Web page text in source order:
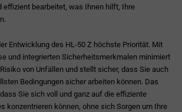
effizient bearbeitet, was Ihnen hilft, Ihre
Entwicklung des HL-50 Z höchste Priorität. Mit
und integrierten Sicherheitsmerkmalen minimiert
von Unfällen und stellt sicher, dass Sie auch
Bedingungen sicher arbeiten können. Das
Sie sich voll und ganz auf die effiziente
konzentrieren können, ohne sich Sorgen um Ihre